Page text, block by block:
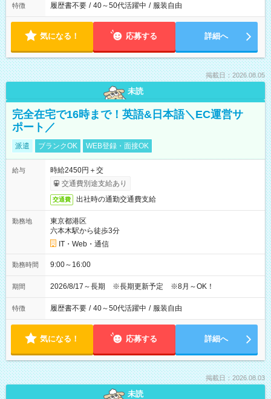
特徴 履歴書不要 / 40～50代活躍中 / 服装自由
気になる！ 応募する 詳細へ
掲載日：2026.08.05
未読
完全在宅で16時まで！英語&日本語＼EC運営サ
ポート／
派遣 ブランクOK WEB登録・面接OK
給与
時給2450円＋交
交通費別途支給あり
交通費 出社時の通勤交通費支給
勤務地
東京都港区
六本木駅から徒歩3分
IT・Web・通信
勤務時間 9:00～16:00
期間 2026/8/17～長期 ※長期更新予定 ※8月～OK！
特徴 履歴書不要 / 40～50代活躍中 / 服装自由
気になる！ 応募する 詳細へ
掲載日：2026.08.03
未読